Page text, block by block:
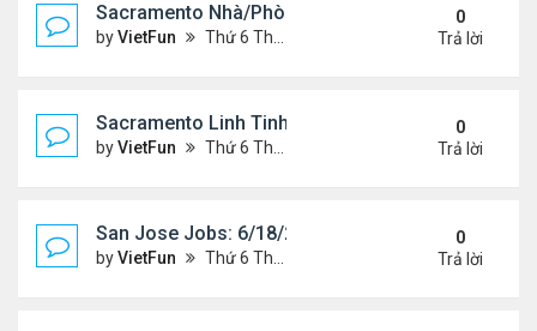
Sacramento Nhà/Phòng 6/18/21- 6/25/21
byVietFun Thứ 6 Tháng 6 18, 2021 2:04 pm
0
Trả lời
Sacramento Linh Tinh 6/18/21- 6/25/21
byVietFun Thứ 6 Tháng 6 18, 2021 2:02 pm
0
Trả lời
San Jose Jobs: 6/18/21- 6/25/2021
byVietFun Thứ 6 Tháng 6 18, 2021 1:58 pm
0
Trả lời